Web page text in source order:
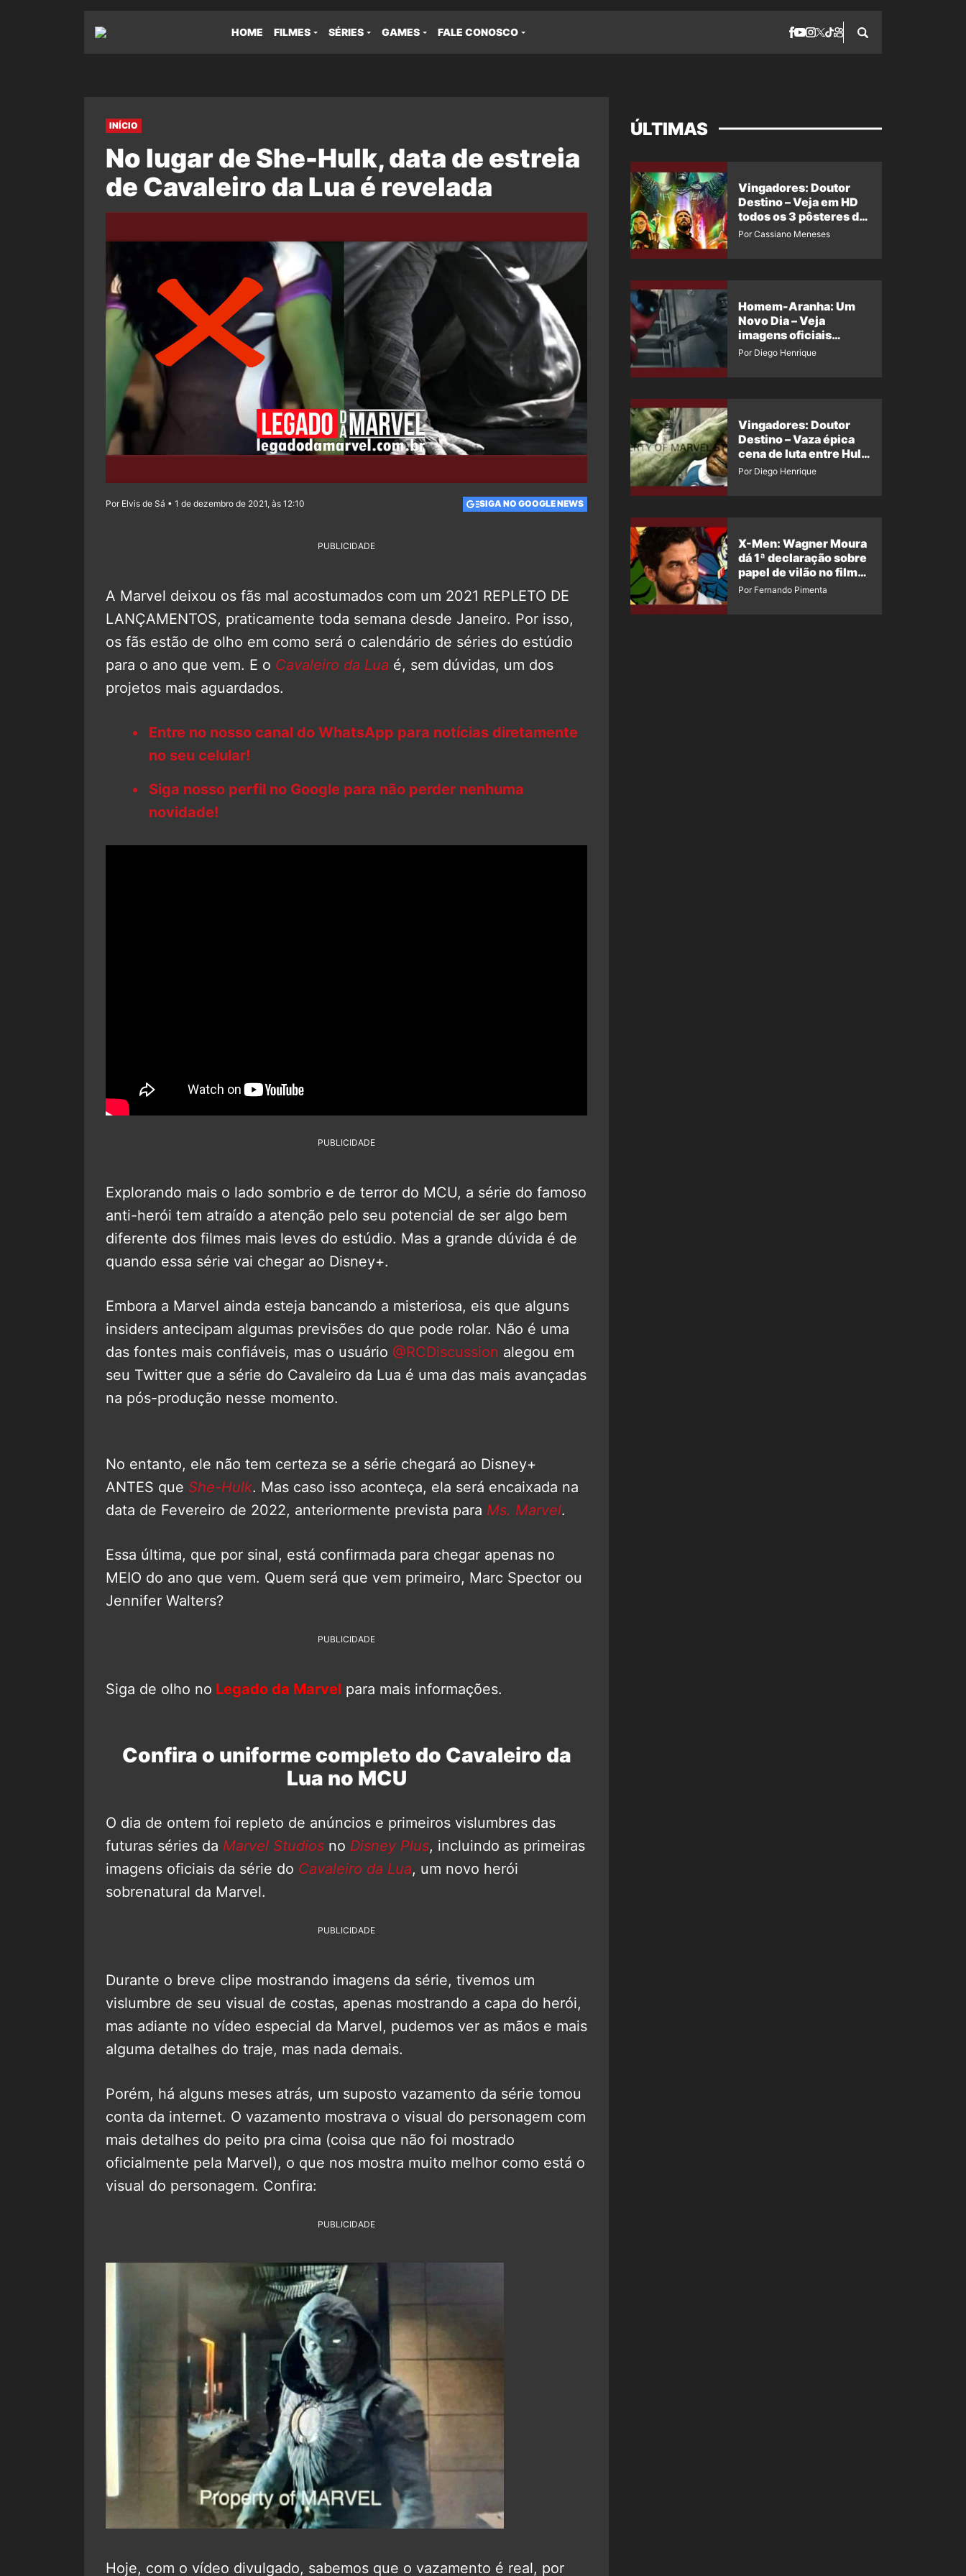
HOME FILMES SÉRIES GAMES FALE CONOSCO
INÍCIO
No lugar de She-Hulk, data de estreia
de Cavaleiro da Lua é revelada
Por Elvis de Sá • 1 de dezembro de 2021, às 12:10 SIGA NO GOOGLE NEWS
PUBLICIDADE
A Marvel deixou os fãs mal acostumados com um 2021 REPLETO DE
LANÇAMENTOS, praticamente toda semana desde Janeiro. Por isso,
os fãs estão de olho em como será o calendário de séries do estúdio
para o ano que vem. E o Cavaleiro da Lua é, sem dúvidas, um dos
projetos mais aguardados.
Entre no nosso canal do WhatsApp para notícias diretamente
no seu celular!
Siga nosso perfil no Google para não perder nenhuma
novidade!
PUBLICIDADE
Explorando mais o lado sombrio e de terror do MCU, a série do famoso
anti-herói tem atraído a atenção pelo seu potencial de ser algo bem
diferente dos filmes mais leves do estúdio. Mas a grande dúvida é de
quando essa série vai chegar ao Disney+.
Embora a Marvel ainda esteja bancando a misteriosa, eis que alguns
insiders antecipam algumas previsões do que pode rolar. Não é uma
das fontes mais confiáveis, mas o usuário @RCDiscussion alegou em
seu Twitter que a série do Cavaleiro da Lua é uma das mais avançadas
na pós-produção nesse momento.
No entanto, ele não tem certeza se a série chegará ao Disney+
ANTES que She-Hulk. Mas caso isso aconteça, ela será encaixada na
data de Fevereiro de 2022, anteriormente prevista para Ms. Marvel.
Essa última, que por sinal, está confirmada para chegar apenas no
MEIO do ano que vem. Quem será que vem primeiro, Marc Spector ou
Jennifer Walters?
PUBLICIDADE
Siga de olho no Legado da Marvel para mais informações.
Confira o uniforme completo do Cavaleiro da
Lua no MCU
O dia de ontem foi repleto de anúncios e primeiros vislumbres das
futuras séries da Marvel Studios no Disney Plus, incluindo as primeiras
imagens oficiais da série do Cavaleiro da Lua, um novo herói
sobrenatural da Marvel.
PUBLICIDADE
Durante o breve clipe mostrando imagens da série, tivemos um
vislumbre de seu visual de costas, apenas mostrando a capa do herói,
mas adiante no vídeo especial da Marvel, pudemos ver as mãos e mais
alguma detalhes do traje, mas nada demais.
Porém, há alguns meses atrás, um suposto vazamento da série tomou
conta da internet. O vazamento mostrava o visual do personagem com
mais detalhes do peito pra cima (coisa que não foi mostrado
oficialmente pela Marvel), o que nos mostra muito melhor como está o
visual do personagem. Confira:
PUBLICIDADE
Hoje, com o vídeo divulgado, sabemos que o vazamento é real, por
ÚLTIMAS
Vingadores: Doutor
Destino – Veja em HD
todos os 3 pôsteres de
‘Doomsday’ + 1 imagem
Por Cassiano Meneses
Homem-Aranha: Um
Novo Dia – Veja
imagens oficiais
descartadas do Hulk
Por Diego Henrique
Vingadores: Doutor
Destino – Vaza épica
cena de luta entre Hulk
e o Coisa
Por Diego Henrique
X-Men: Wagner Moura
dá 1ª declaração sobre
papel de vilão no filme
da Marvel
Por Fernando Pimenta